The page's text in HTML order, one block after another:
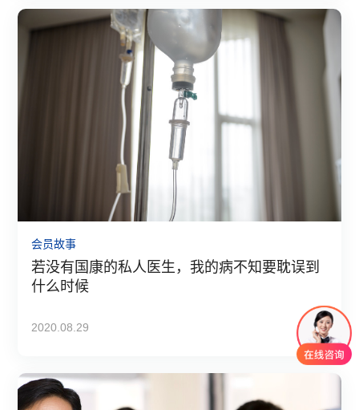
会员故事
若没有国康的私人医生，我的病不知要耽误到
什么时候
2020.08.29